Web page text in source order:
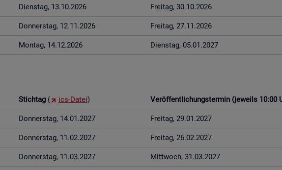
Diens­tag, 13.10.2026 Frei­tag, 30.10.2026
Don­ners­tag, 12.11.2026 Frei­tag, 27.11.2026
Mon­tag, 14.12.2026 Diens­tag, 05.01.2027
Stich­tag ( ics-Datei) Ver­öf­fent­li­chungs­ter­min (je­weils 10:00
Don­ners­tag, 14.01.2027 Frei­tag, 29.01.2027
Don­ners­tag, 11.02.2027 Frei­tag, 26.02.2027
Don­ners­tag, 11.03.2027 Mitt­woch, 31.03.2027